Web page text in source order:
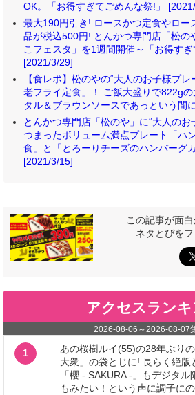
OK。「お得すぎてごめんな祭!」
最大190円引き! ロースかつ定食やロー
品が税込500円! とんかつ専門店「松の
こフェスタ」を1週間開催～「お得すぎ
[2021/3/29]
【食レポ】松のやの“大人のお子様プ
老フライ定食」！ ご飯大盛りで822g
タル＆ブラウンソースであっという間
とんかつ専門店「松のや」に“大人のお
つまったボリューム満点プレート「ハ
食」と「とろーりチーズのハンバーグ
[2021/3/15]
この記事が面
ネタとぴを
アクセスラン
2026-08-06 ～2026-08-07
1
あの桜樹ルイ(55)の28年ぶり
大衆」の袋とじに! 長らく絶版
「櫻 - SAKURA -」もデジタ
もみたい！という声に調子に